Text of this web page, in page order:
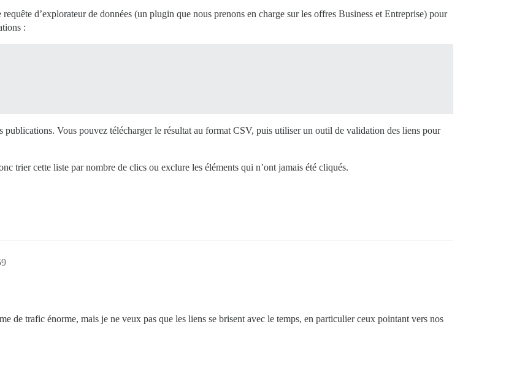
d’explorateur de données (un plugin que nous prenons en charge sur les offres Business et Entreprise) pour
:
publications. Vous pouvez télécharger le résultat au format CSV, puis utiliser un outil de validation des liens pour
trier cette liste par nombre de clics ou exclure les éléments qui n’ont jamais été cliqués.
de trafic énorme, mais je ne veux pas que les liens se brisent avec le temps, en particulier ceux pointant vers nos